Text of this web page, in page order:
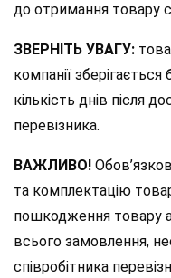
до отримання товару
ЗВЕРНІТЬ УВАГУ:
компанії
кількість днів після
перевізника.
ВАЖЛИВО!
та комплектацію
пошкодження товару
всього замовлення,
співробітника